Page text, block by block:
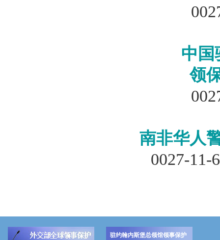
中国
领
南非华人
0027-11-
驻约翰内斯堡总领馆领事保护